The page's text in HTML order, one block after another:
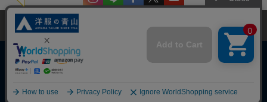
Copyright © AOYAMA TRADING Co.,Ltd. All Rights Reserved
当サイトでは、快適な閲覧体験とコンテンツ改善のためにCookieを使用
しています。閲覧を続けることで、Cookieの使用に同意したものとみな
します。詳細については
同意して閉じる